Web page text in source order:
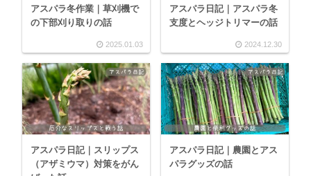
アスパラ冬作業｜草刈機で
の下部刈り取りの話
2025.01.03
アスパラ日記｜アスパラ冬
支度とヘッジトリマーの話
2024.12.30
アスパラ日記｜スリップス
（アザミウマ）対策をがん
アスパラ日記｜農園とアス
パラグッズの話